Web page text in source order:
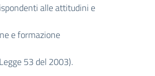
alle attitudini e
e formazione
53 del 2003).